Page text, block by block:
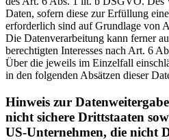
Daten, sofern diese zur Erfüllung
erforderlich sind auf Grundlage von
Die Datenverarbeitung kann ferner
berechtigten Interesses nach Art. 6
Über die jeweils im Einzelfall
in den folgenden Absätzen dieser
Hinweis zur
nicht sichere Drittstaaten
US-Unternehmen, die nicht